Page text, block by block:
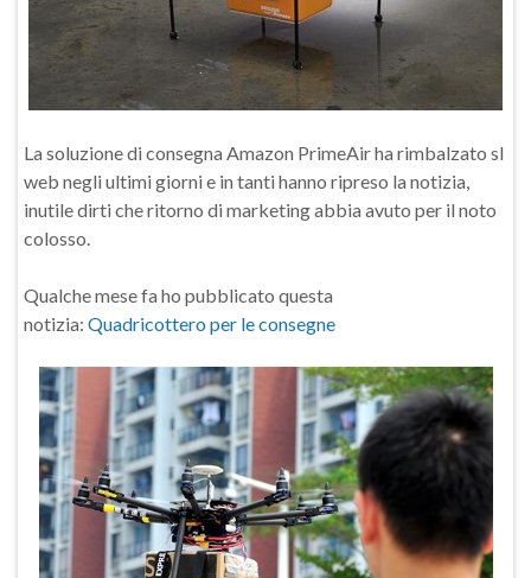
La soluzione di consegna Amazon PrimeAir ha rimbalzato sl
web negli ultimi giorni e in tanti hanno ripreso la notizia,
inutile dirti che ritorno di marketing abbia avuto per il noto
colosso.
Qualche mese fa ho pubblicato questa
notizia: Quadricottero per le consegne